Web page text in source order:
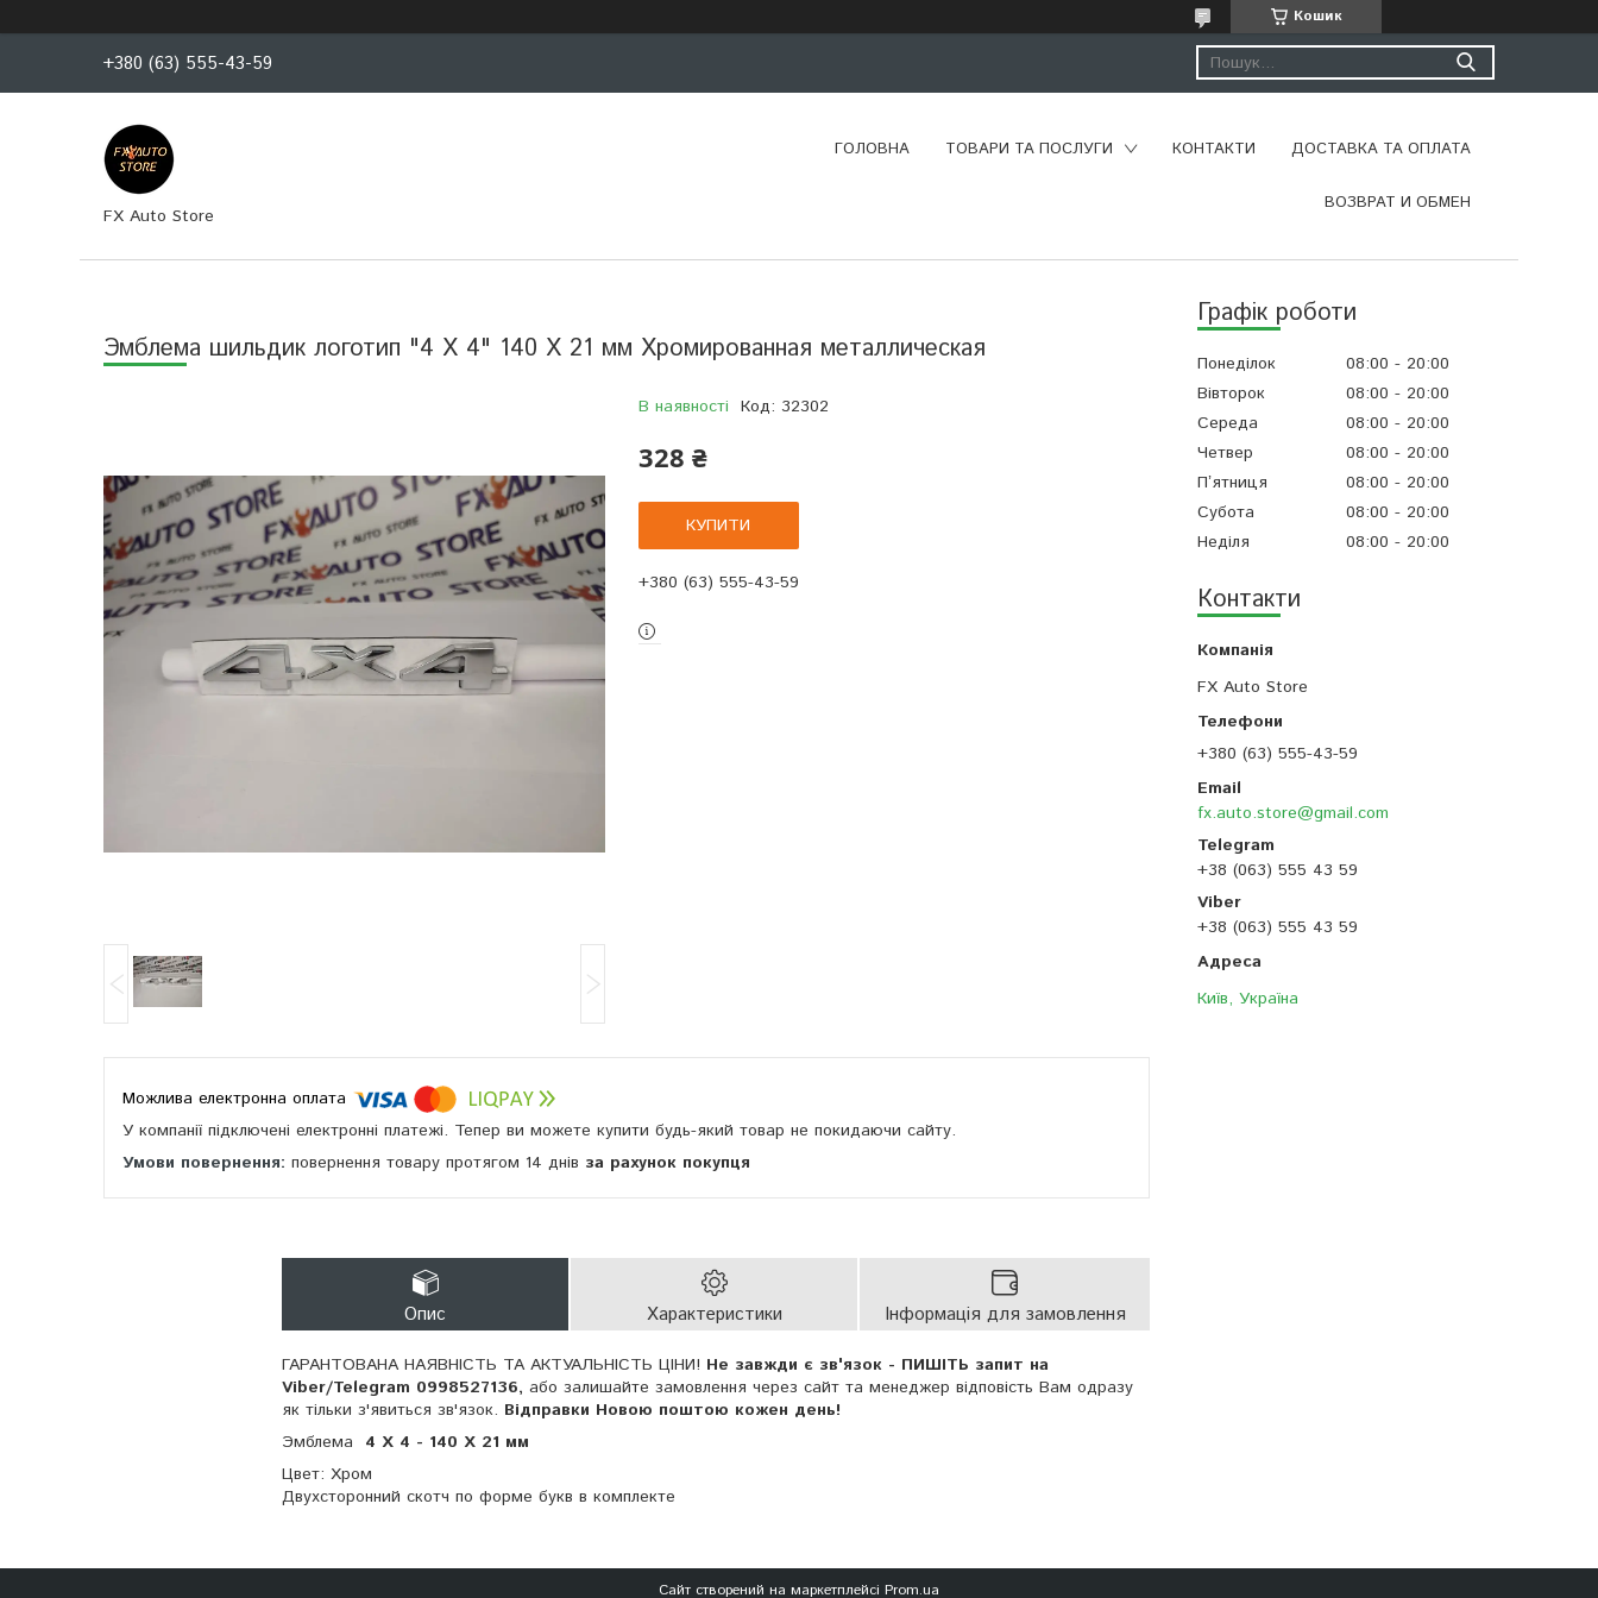
Кошик
+380 (63) 555-43-59
FX Auto Store
ГОЛОВНА ТОВАРИ ТА ПОСЛУГИ КОНТАКТИ ДОСТАВКА ТА ОПЛАТА
ВОЗВРАТ И ОБМЕН
Графік роботи
Понеділок 08:00
20:00
Вівторок
08:00
20:00
Середа
08:00
20:00
Четвер
08:00
20:00
Пʼятниця
08:00
20:00
Субота
08:00
20:00
Неділя
08:00 20:00
Контакти
FX Auto Store
+380 (63) 555-43-59
fx.auto.store@gmail.com
+38 (063) 555 43 59
+38 (063) 555 43 59
Київ, Україна
Эмблема шильдик логотип "4 X 4" 140 Х 21 мм Хромированная металлическая
В наявності Код: 32302
328 ₴
КУПИТИ
+380 (63) 555-43-59
У компанії підключені електронні платежі. Тепер ви можете купити будь-який товар не покидаючи сайту.
повернення товару протягом 14 днів за рахунок покупця
Опис Характеристики Інформація для замовлення
ГАРАНТОВАНА НАЯВНІСТЬ ТА АКТУАЛЬНІСТЬ ЦІНИ! Не завжди є зв'язок - ПИШІТЬ запит на
Viber/Telegram 0998527136, або залишайте замовлення через сайт та менеджер відповість Вам одразу
як тільки з'явиться зв'язок. Відправки Новою поштою кожен день!
Эмблема 4 X 4 - 140 Х 21 мм
Цвет: Хром
Двухсторонний скотч по форме букв в комплекте
Сайт створений на маркетплейсі Prom.ua